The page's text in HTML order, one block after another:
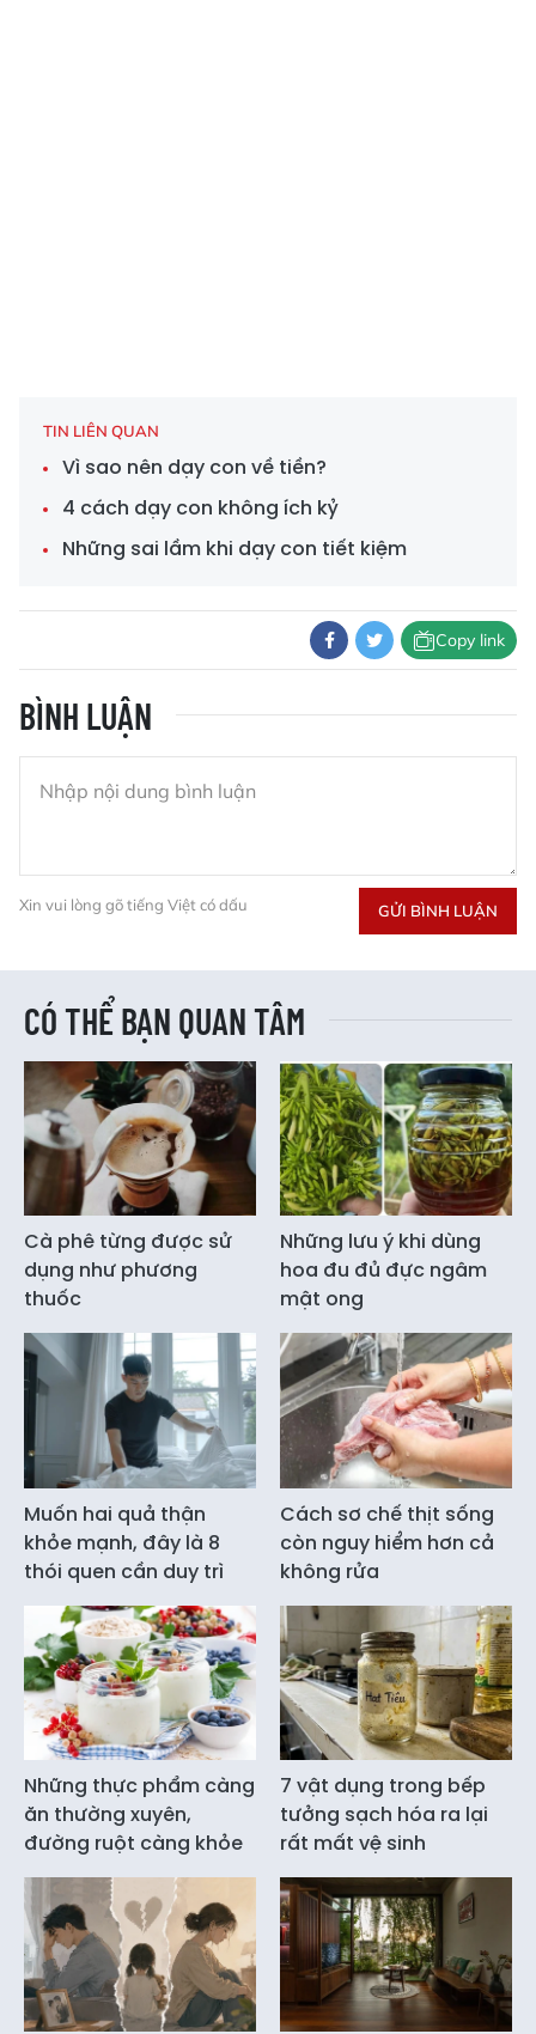
TIN LIÊN QUAN
Vì sao nên dạy con về tiền?
4 cách dạy con không ích kỷ
Những sai lầm khi dạy con tiết kiệm
Copy link
BÌNH LUẬN
Xin vui lòng gõ tiếng Việt có dấu GỬI BÌNH LUẬN
CÓ THỂ BẠN QUAN TÂM
Cà phê từng được sử
dụng như phương
thuốc
Những lưu ý khi dùng
hoa đu đủ đực ngâm
mật ong
Muốn hai quả thận
khỏe mạnh, đây là 8
thói quen cần duy trì
Cách sơ chế thịt sống
còn nguy hiểm hơn cả
không rửa
Những thực phẩm càng
ăn thường xuyên,
đường ruột càng khỏe
7 vật dụng trong bếp
tưởng sạch hóa ra lại
rất mất vệ sinh